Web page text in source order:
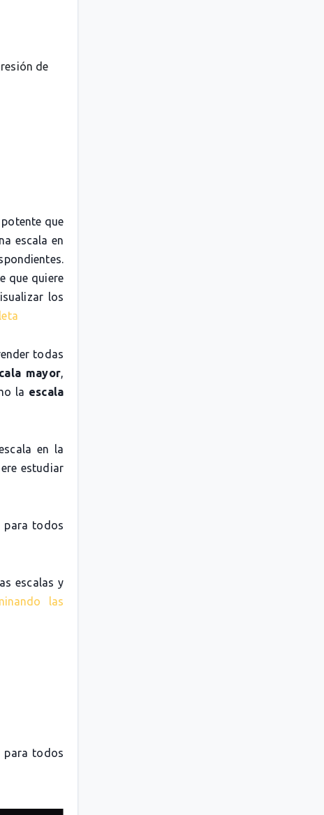
de
que
escala en
que quiere
los
todas
mayor,
la escala
en la
estudiar
para todos
escalas y
las
para todos